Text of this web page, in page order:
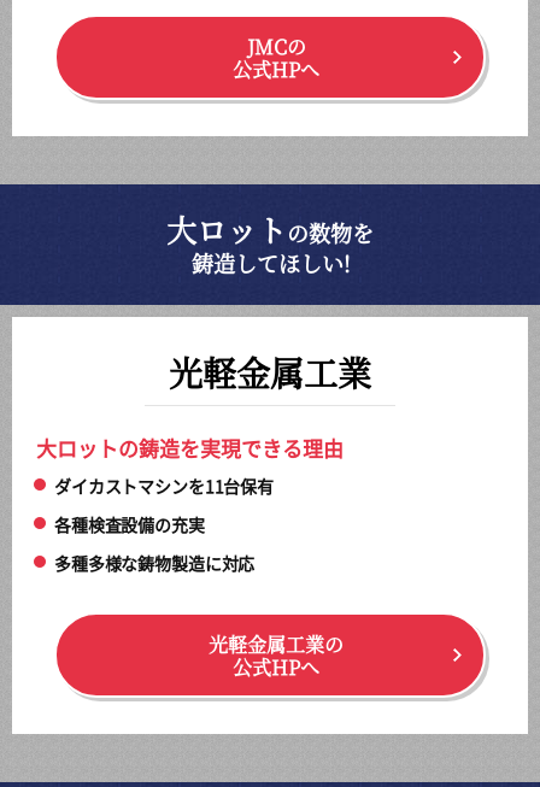
JMCの
公式HPへ
大ロット の数物を
鋳造してほしい!
光軽金属工業
大ロットの鋳造を実現できる理由
ダイカストマシンを11台保有
各種検査設備の充実
多種多様な鋳物製造に対応
光軽金属工業の
公式HPへ